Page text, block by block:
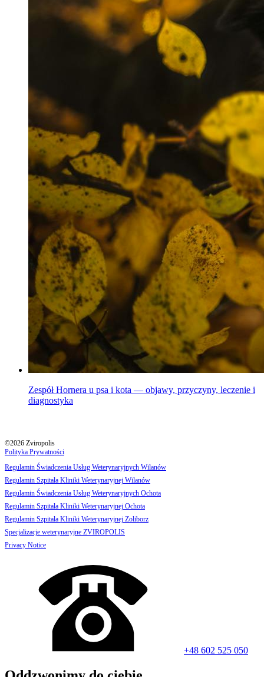
Zespół Hornera u psa i kota — objawy, przyczyny, leczenie i
diagnostyka
©2026 Zviropolis
Polityka Prywatności
Regulamin Świadczenia Usług Weterynaryjnych Wilanów
Regulamin Szpitala Kliniki Weterynaryjnej Wilanów
Regulamin Świadczenia Usług Weterynaryjnych Ochota
Regulamin Szpitala Kliniki Weterynaryjnej Ochota
Regulamin Szpitala Kliniki Weterynaryjnej Zoliborz
Specjalizacje weterynaryjne ZVIROPOLIS
Privacy Notice
+48 602 525 050